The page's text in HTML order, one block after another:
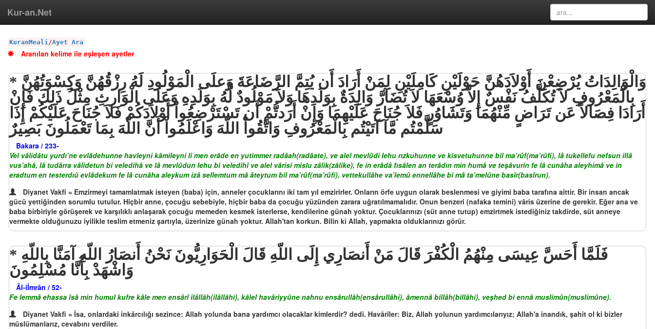
Kur-an.Net
KuranMeali/Ayet Ara
Aranılan kelime ile eşleşen ayetler
بِالْمَعْرُوفِ لاَ تُكَلَّفُ نَفْسٌ إِلاَّ وُسْعَهَا لاَ تُضَآرَّ وَالِدَةٌ بِوَلَدِهَا وَلاَ مَوْلُودٌ لَّهُ بِوَلَدِهِ وَعَلَى الْوَارِثِ مِثْلُ ذَلِكَ فَإِنْ
أَرَادَا فِصَالاً عَن تَرَاضٍ مِّنْهُمَا وَتَشَاوُرٍ فَلاَ جُنَاحَ عَلَيْهِمَا وَإِنْ أَرَدتُّمْ أَن تَسْتَرْضِعُواْ أَوْلاَدَكُمْ فَلاَ جُنَاحَ عَلَيْكُمْ إِذَا
سَلَّمْتُم مَّآ آتَيْتُم بِالْمَعْرُوفِ وَاتَّقُواْ اللّهَ وَاعْلَمُواْ أَنَّ اللّهَ بِمَا تَعْمَلُونَ بَصِيرٌ
Bakara / 233-
Vel vâlidâtu yurdı’ne evlâdehunne havleyni kâmileyni li men erâde en yutimmer radâah(radâate), ve alel mevlûdi lehu rızkuhunne ve kisvetuhunne bil ma’rûf(ma’rûfi), lâ tukellefu nefsun illâ
vus’ahâ, lâ tudârra vâlidetun bi veledihâ ve lâ mevlûdun lehu bi veledihî ve alel vârisi mislu zâlik(zâlike), fe in erâdâ fısâlen an terâdın min humâ ve teşâvurin fe lâ cunâha aleyhimâ ve in
eradtum en testerdıû evlâdekum fe lâ cunâha aleykum izâ sellemtum mâ âteytum bil ma’rûf(ma’rûfi), vettekullâhe va’lemû ennellâhe bi mâ ta’melûne basîr(basîrun).
Diyanet Vakfi = Emzirmeyi tamamlatmak isteyen (baba) için, anneler çocuklarını iki tam yıl emzirirler. Onların örfe uygun olarak beslenmesi ve giyimi baba tarafına aittir. Bir insan ancak
gücü yettiğinden sorumlu tutulur. Hiçbir anne, çocuğu sebebiyle, hiçbir baba da çocuğu yüzünden zarara uğratılmamalıdır. Onun benzeri (nafaka temini) vâris üzerine de gerekir. Eğer ana ve
baba birbiriyle görüşerek ve karşılıklı anlaşarak çocuğu memeden kesmek isterlerse, kendilerine günah yoktur. Çocuklarınızı (süt anne tutup) emzirtmek istediğiniz takdirde, süt anneye
vermekte olduğunuzu iyilikle teslim etmeniz şartıyla, üzerinize günah yoktur. Allah'tan korkun. Bilin ki Allah, yapmakta olduklarınızı görür.
وَاشْهَدْ بِأَنَّا مُسْلِمُونَ
Âl-iİmrân / 52-
Fe lemmâ ehassa îsâ min humul kufre kâle men ensârî ilâllâh(ilâllâhi), kâlel havâriyyûne nahnu ensârullâh(ensârullâhi), âmennâ billâh(billâhi), veşhed bi ennâ muslimûn(muslimûne).
Diyanet Vakfi = İsa, onlardaki inkârcılığı sezince: Allah yolunda bana yardımcı olacaklar kimlerdir? dedi. Havârîler: Biz, Allah yolunun yardımcılarıyız; Allah'a inandık, şahit ol ki bizler
müslümanlarız, cevabını verdiler.